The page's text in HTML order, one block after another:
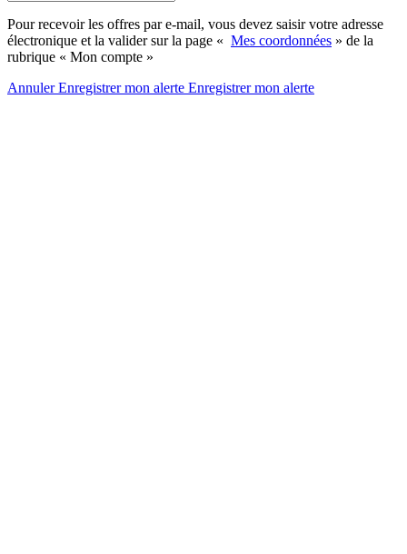
Pour recevoir les offres par e-mail, vous devez saisir votre adresse
électronique et la valider sur la page « Mes coordonnées » de la
rubrique « Mon compte »
AnnulerEnregistrer mon alerte Enregistrermon alerte